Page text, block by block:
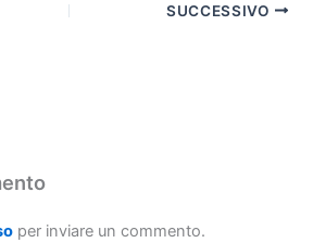
SUCCESSIVO
per inviare un commento.